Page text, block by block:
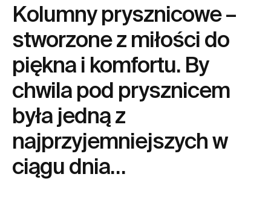
Kolumny prysznicowe –
stworzone z miłości do
piękna i komfortu. By
chwila pod prysznicem
była jedną z
najprzyjemniejszych w
ciągu dnia…